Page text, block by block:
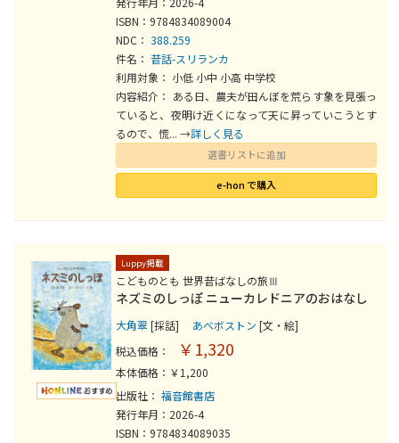
ISBN：9784834089004
NDC： 388.259
件名： 昔話-スリランカ
利用対象： 小低 小中 小高 中学校
内容紹介： ある日、農夫が田んぼを荒らす象を見張っ
ていると、夜明け近くになって天に昇っていこうとす
るので、慌... →詳しく見る
選書リストに追加
e-hon で購入
Luppy掲載
こどものとも 世界昔ばなしの旅Ⅲ
ネズミのしっぽ ニューカレドニアのおはなし
大角翠[採話] あべボストン [文・絵]
税込価格：
￥1,320
本体価格：￥1,200
出版社： 福音館書店
発行年月：2026-4
ISBN：9784834089035